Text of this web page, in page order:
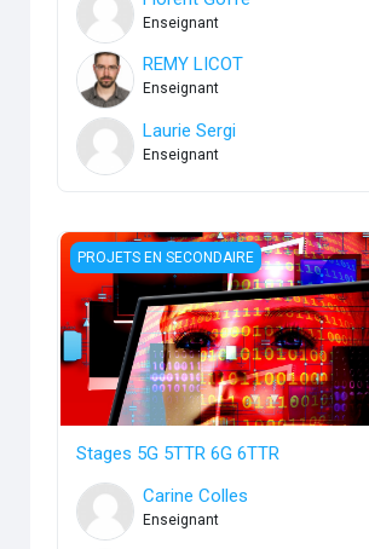
Enseignant
REMY LICOT
Enseignant
Laurie Sergi
Enseignant
Stages 5G 5TTR 6G 6TTR
PROJETS EN SECONDAIRE
Stages 5G 5TTR 6G 6TTR
Carine Colles
Enseignant